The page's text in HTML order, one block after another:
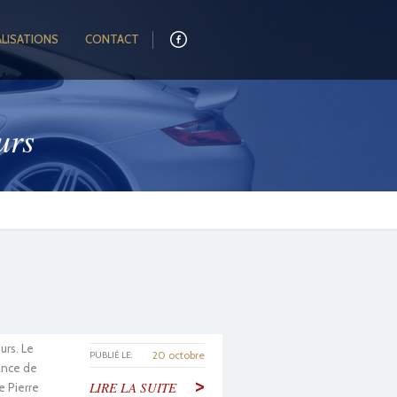
CONTACT
PUBLIÉ LE:
20 octobre
LIRE LA SUITE >
Le
de
Pierre